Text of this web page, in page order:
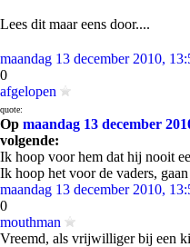
Lees dit maar eens door....
maandag 13 december 2010,
0
afgelopen
quote:
Op maandag 13 december
volgende:
Ik hoop voor hem dat hij nooit
Ik hoop het voor de vaders,
maandag 13 december 2010,
0
mouthman
Vreemd, als vrijwilliger bij een